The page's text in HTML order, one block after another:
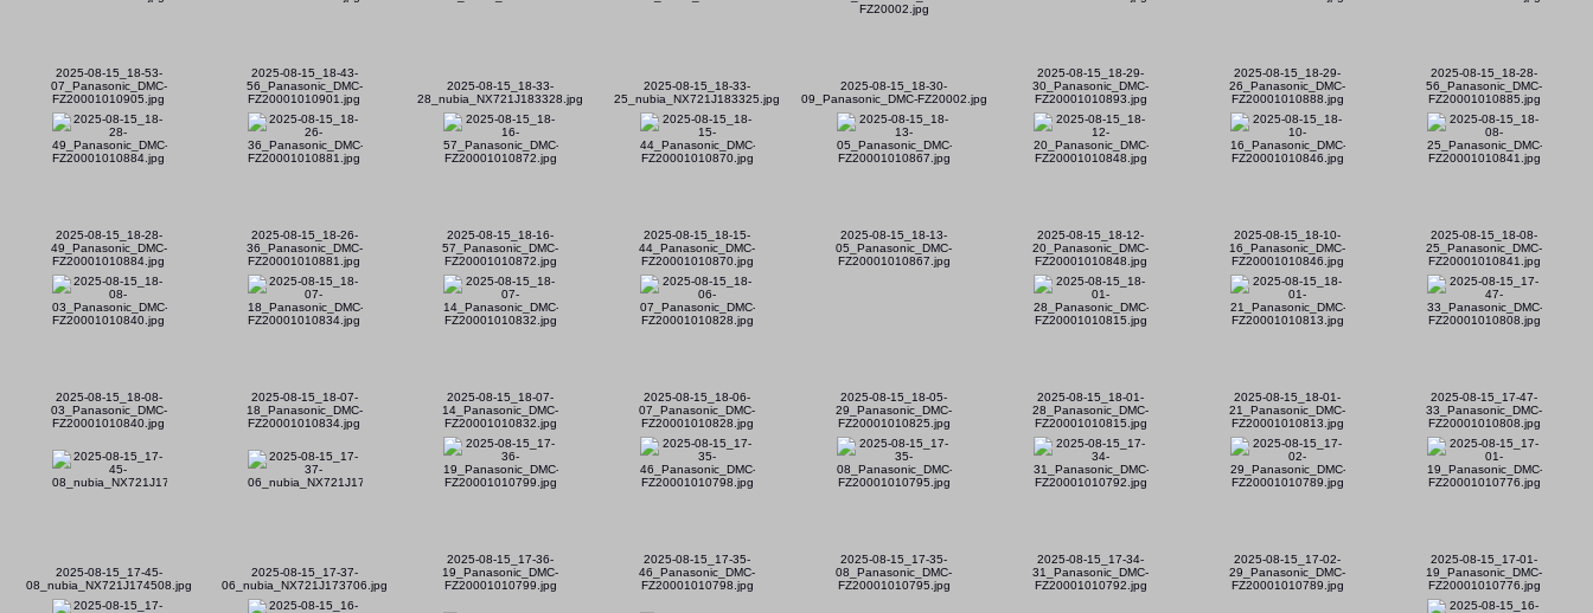
2025-08-15_18-53-
07_Panasonic_DMC-
FZ20001010905.jpg
2025-08-15_18-43-
56_Panasonic_DMC-
FZ20001010901.jpg
2025-08-15_18-33-
28_nubia_NX721J183328.jpg
2025-08-15_18-33-
25_nubia_NX721J183325.jpg
2025-08-15_18-30-
09_Panasonic_DMC-FZ20002.jpg
2025-08-15_18-29-
30_Panasonic_DMC-
FZ20001010893.jpg
2025-08-15_18-29-
26_Panasonic_DMC-
FZ20001010888.jpg
2025-08-15_18-28-
56_Panasonic_DMC-
FZ20001010885.jpg
2025-08-15_18-28-
49_Panasonic_DMC-
FZ20001010884.jpg
2025-08-15_18-26-
36_Panasonic_DMC-
FZ20001010881.jpg
2025-08-15_18-16-
57_Panasonic_DMC-
FZ20001010872.jpg
2025-08-15_18-15-
44_Panasonic_DMC-
FZ20001010870.jpg
2025-08-15_18-13-
05_Panasonic_DMC-
FZ20001010867.jpg
2025-08-15_18-12-
20_Panasonic_DMC-
FZ20001010848.jpg
2025-08-15_18-10-
16_Panasonic_DMC-
FZ20001010846.jpg
2025-08-15_18-08-
25_Panasonic_DMC-
FZ20001010841.jpg
2025-08-15_18-08-
03_Panasonic_DMC-
FZ20001010840.jpg
2025-08-15_18-07-
18_Panasonic_DMC-
FZ20001010834.jpg
2025-08-15_18-07-
14_Panasonic_DMC-
FZ20001010832.jpg
2025-08-15_18-06-
07_Panasonic_DMC-
FZ20001010828.jpg
2025-08-15_18-05-
29_Panasonic_DMC-
FZ20001010825.jpg
2025-08-15_18-01-
28_Panasonic_DMC-
FZ20001010815.jpg
2025-08-15_18-01-
21_Panasonic_DMC-
FZ20001010813.jpg
2025-08-15_17-47-
33_Panasonic_DMC-
FZ20001010808.jpg
2025-08-15_17-45-
08_nubia_NX721J174508.jpg
2025-08-15_17-37-
06_nubia_NX721J173706.jpg
2025-08-15_17-36-
19_Panasonic_DMC-
FZ20001010799.jpg
2025-08-15_17-35-
46_Panasonic_DMC-
FZ20001010798.jpg
2025-08-15_17-35-
08_Panasonic_DMC-
FZ20001010795.jpg
2025-08-15_17-34-
31_Panasonic_DMC-
FZ20001010792.jpg
2025-08-15_17-02-
29_Panasonic_DMC-
FZ20001010789.jpg
2025-08-15_17-01-
19_Panasonic_DMC-
FZ20001010776.jpg